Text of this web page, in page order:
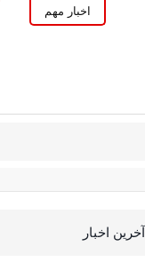
اخبار مهم
آخرین اخبار